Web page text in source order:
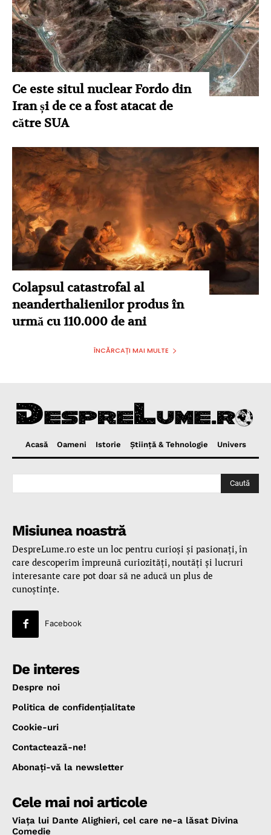
Ce este situl nuclear Fordo din
Iran și de ce a fost atacat de
către SUA
Colapsul catastrofal al
neanderthalienilor produs în
urmă cu 110.000 de ani
ÎNCĂRCAȚI MAI MULTE
Acasă Oameni Istorie Ştiinţă & Tehnologie Univers
Caută
Misiunea noastră
DespreLume.ro este un loc pentru curioşi şi pasionaţi, în
care descoperim împreună curiozităţi, noutăţi şi lucruri
interesante care pot doar să ne aducă un plus de
cunoştinţe.
Facebook
De interes
Despre noi
Politica de confidenţialitate
Cookie-uri
Contactează-ne!
Abonaţi-vă la newsletter
Cele mai noi articole
Viața lui Dante Alighieri, cel care ne-a lăsat Divina
Comedie